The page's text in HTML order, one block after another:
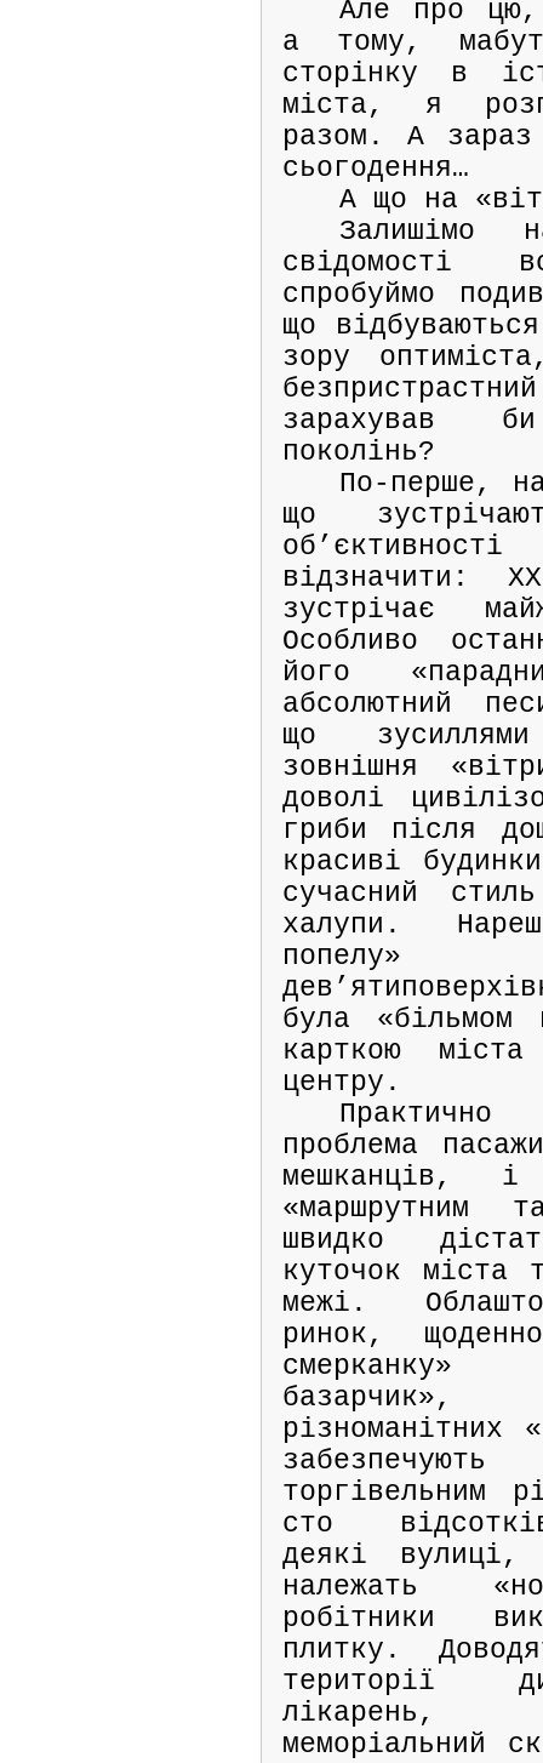
Але про цю,
а тому,
сторінку в
міста, я
разом. А зараз
сьогодення…
А що на
свідомості
спробуймо
що
зору
зарахував
поколінь?
По-перше,
що
відзначити:
зустрічає
Особливо
його
абсолютний
що
зовнішня
доволі
гриби після
красиві
сучасний
халупи.
попелу»
була
карткою
центру.
проблема
мешканців, і
«маршрутним
швидко
куточок міста
межі.
ринок,
різноманітних
торгівельним
сто
деякі
належать
робітники
плитку.
території
лікарень,
меморіальний